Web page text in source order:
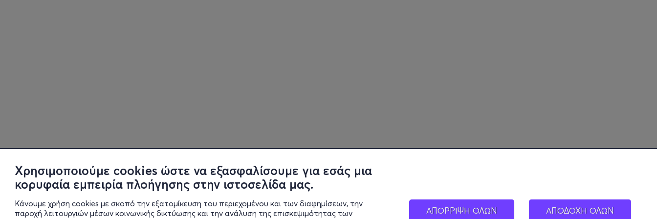
Χρησιμοποιούμε cookies ώστε να εξασφαλίσουμε για εσάς μια
κορυφαία εμπειρία πλοήγησης στην ιστοσελίδα μας.
Κάνουμε χρήση cookies με σκοπό την εξατομίκευση του περιεχομένου και των διαφημίσεων, την
παροχή λειτουργιών μέσων κοινωνικής δικτύωσης και την ανάλυση της επισκεψιμότητας των
ΑΠΟΡΡΙΨΗ ΟΛΩΝ ΑΠΟΔΟΧΗ ΟΛΩΝ